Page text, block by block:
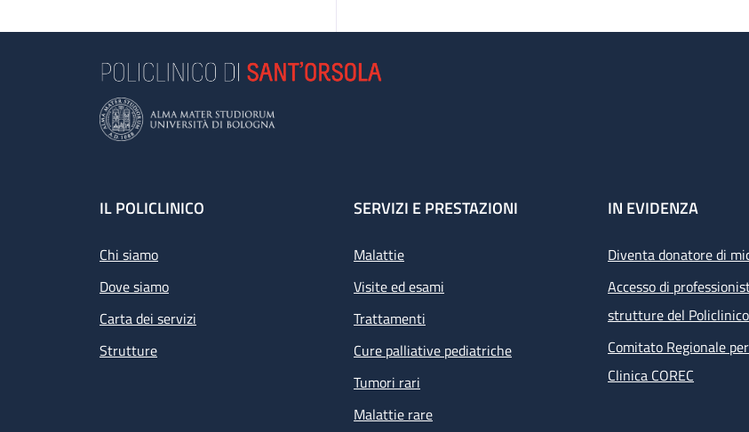
Footer
IL POLICLINICO
Chi siamo
Dove siamo
Carta dei servizi
Strutture
SERVIZI E PRESTAZIONI
Malattie
Visite ed esami
Trattamenti
Cure palliative pediatriche
Tumori rari
Malattie rare
IN EVIDENZA
Diventa donatore di
Accesso di
strutture del Policlinico
Comitato Regionale
Clinica COREC